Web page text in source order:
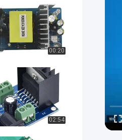
00:20
02:54